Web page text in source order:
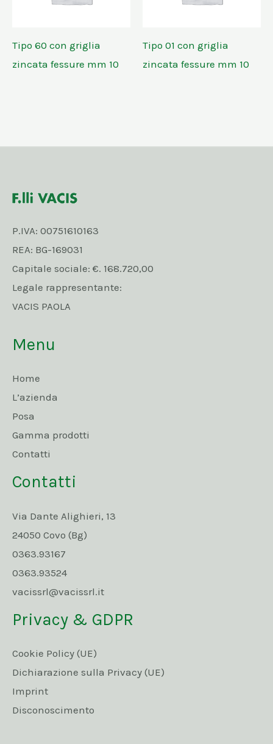
Tipo 60 con griglia
zincata fessure mm 10
Tipo 01 con griglia
zincata fessure mm 10
P.IVA: 00751610163
REA: BG-169031
Capitale sociale: €. 168.720,00
Legale rappresentante:
VACIS PAOLA
Menu
Home
L’azienda
Posa
Gamma prodotti
Contatti
Contatti
Via Dante Alighieri, 13
24050 Covo (Bg)
0363.93167
0363.93524
vacissrl@vacissrl.it
Privacy & GDPR
Cookie Policy (UE)
Dichiarazione sulla Privacy (UE)
Imprint
Disconoscimento